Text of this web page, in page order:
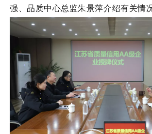
强、品质中心总监朱景萍介绍有关情况